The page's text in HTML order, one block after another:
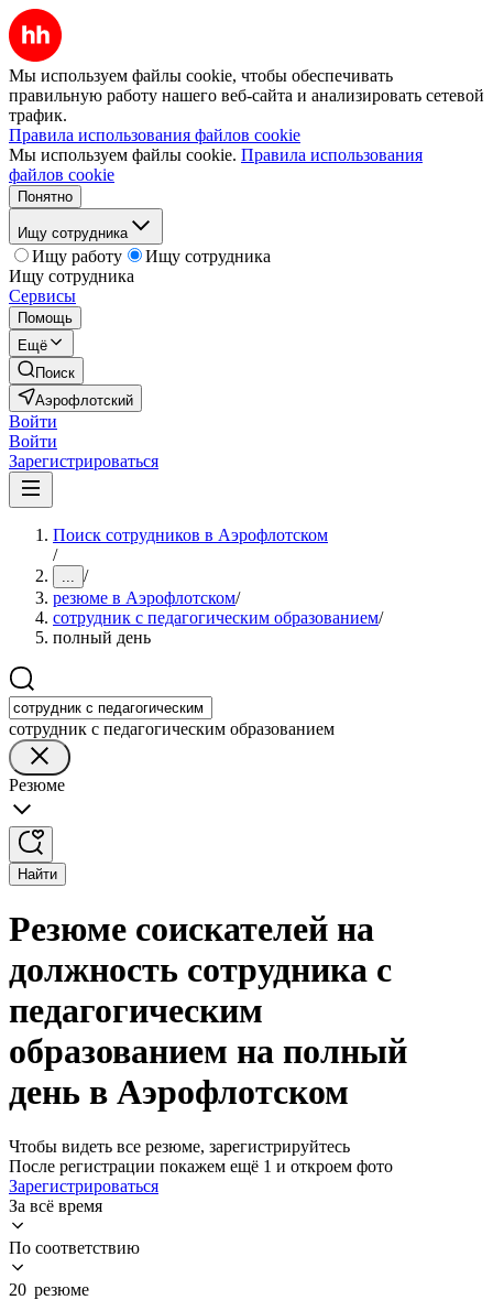
Мы используем файлы cookie, чтобы обеспечивать
правильную работу нашего веб-сайта и анализировать сетевой
трафик.
Правила использования файлов cookie
Мы используем файлы cookie. Правила использования
файлов cookie
Понятно
Ищу сотрудника
Ищу работу
Ищу сотрудника
Ищу сотрудника
Сервисы
Помощь
Ещё
Поиск
Аэрофлотский
Войти
Войти
Зарегистрироваться
Поиск сотрудников в Аэрофлотском
/
... /
резюме в Аэрофлотском/
сотрудник с педагогическим образованием/
полный день
сотрудник с педагогическим образованием
Резюме
Найти
Резюме соискателей на
должность сотрудника с
педагогическим
образованием на полный
день в Аэрофлотском
Чтобы видеть все резюме, зарегистрируйтесь
После регистрации покажем ещё 1 и откроем фото
Зарегистрироваться
За всё время
По соответствию
20 резюме